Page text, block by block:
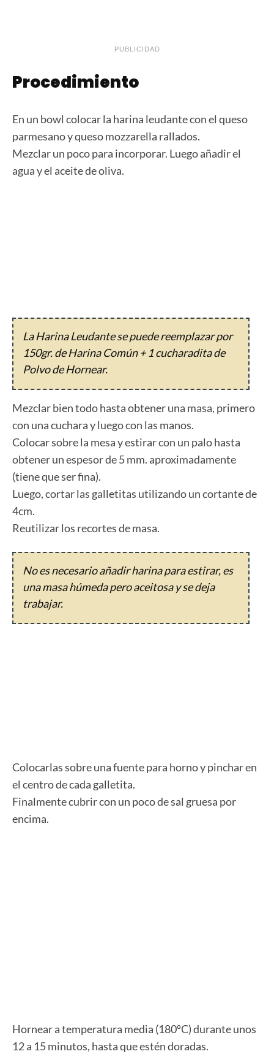
PUBLICIDAD
Procedimiento
En un bowl colocar la harina leudante con el queso
parmesano y queso mozzarella rallados.
Mezclar un poco para incorporar. Luego añadir el
agua y el aceite de oliva.
La Harina Leudante se puede reemplazar por
150gr. de Harina Común + 1 cucharadita de
Polvo de Hornear.
Mezclar bien todo hasta obtener una masa, primero
con una cuchara y luego con las manos.
Colocar sobre la mesa y estirar con un palo hasta
obtener un espesor de 5 mm. aproximadamente
(tiene que ser fina).
Luego, cortar las galletitas utilizando un cortante de
4cm.
Reutilizar los recortes de masa.
No es necesario añadir harina para estirar, es
una masa húmeda pero aceitosa y se deja
trabajar.
Colocarlas sobre una fuente para horno y pinchar en
el centro de cada galletita.
Finalmente cubrir con un poco de sal gruesa por
encima.
Hornear a temperatura media (180ºC) durante unos
12 a 15 minutos, hasta que estén doradas.